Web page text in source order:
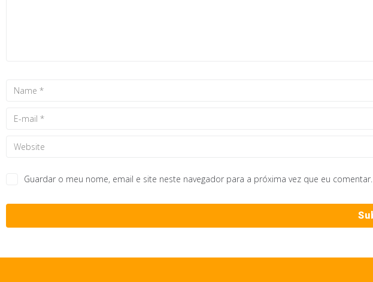
Guardar o meu nome, email e site neste navegador para a próxima vez que eu comentar.